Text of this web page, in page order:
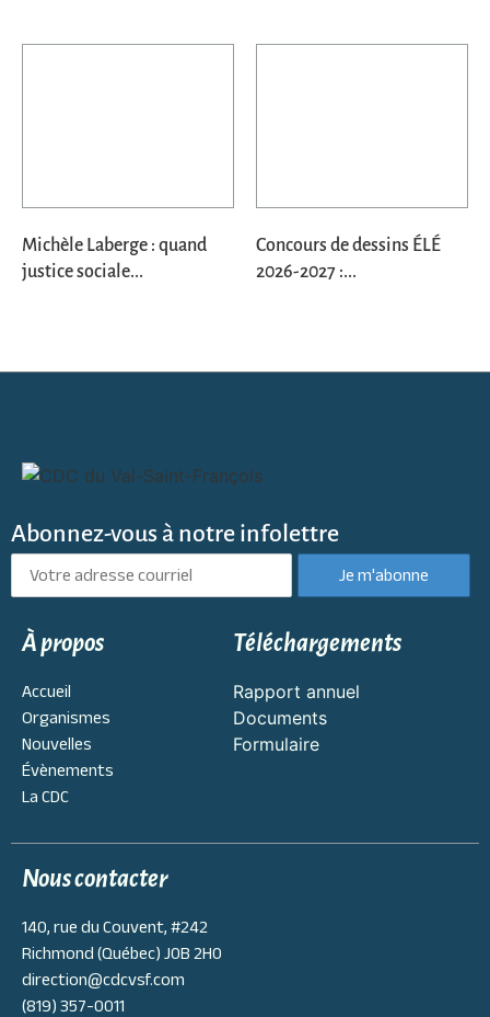
Michèle Laberge : quand
justice sociale...
Concours de dessins ÉLÉ
2026-2027 :...
Abonnez-vous à notre infolettre
À propos
Accueil
Organismes
Nouvelles
Évènements
La CDC
Téléchargements
Rapport annuel
Documents
Formulaire
Nous contacter
140, rue du Couvent, #242
Richmond (Québec) J0B 2H0
direction@cdcvsf.com
(819) 357-0011